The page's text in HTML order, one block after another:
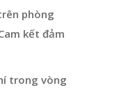
phòng
kết đảm
trong vòng